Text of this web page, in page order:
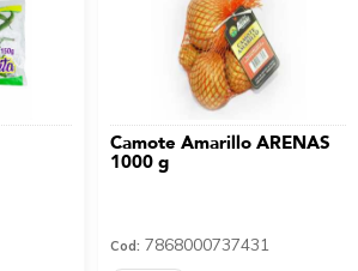
Camote Amarillo ARENAS
1000 g
Cod: 7868000737431